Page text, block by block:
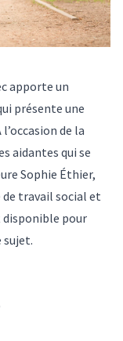
apporte un
présente une
de la
aidantes qui se
Sophie Éthier,
de travail social et
disponible pour
sujet.